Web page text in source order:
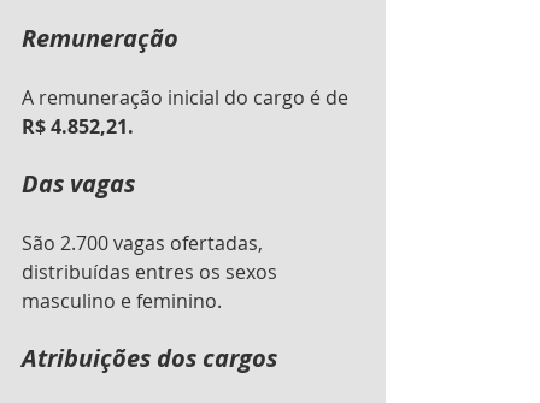
Remuneração
A remuneração inicial do cargo é de
R$ 4.852,21.
Das vagas
São 2.700 vagas ofertadas,
distribuídas entres os sexos
masculino e feminino.
Atribuições dos cargos